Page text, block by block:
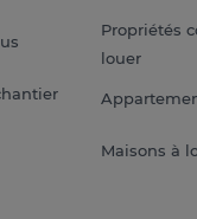
Propriétés
louer
Maisons à